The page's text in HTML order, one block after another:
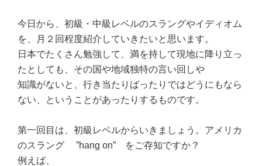
今日から、初級・中級レベルのスラングやイディオム
を、月２回程度紹介していきたいと思います。
日本でたくさん勉強して、満を持して現地に降り立っ
たとしても、その国や地域独特の言い回しや
知識がないと、行き当たりばったりではどうにもなら
ない、ということがあったりするものです。
第一回目は、初級レベルからいきましょう。アメリカ
のスラング ”hang on” をご存知ですか？
例えば、